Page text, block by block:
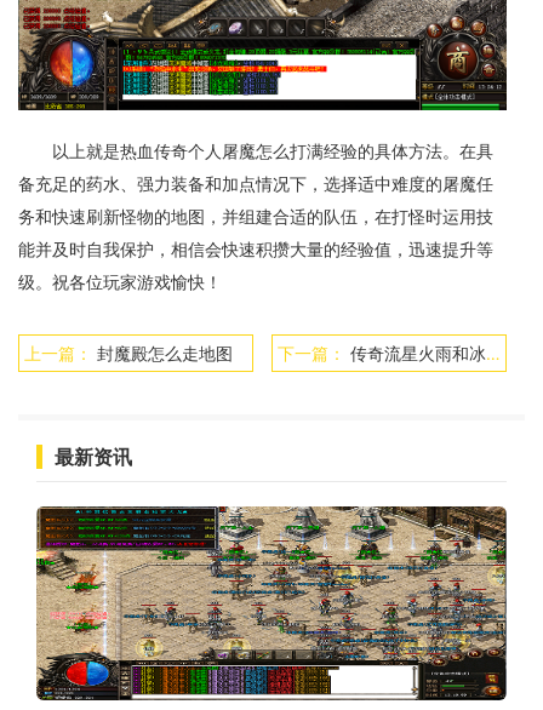
以上就是热血传奇个人屠魔怎么打满经验的具体方法。在具
备充足的药水、强力装备和加点情况下，选择适中难度的屠魔任
务和快速刷新怪物的地图，并组建合适的队伍，在打怪时运用技
能并及时自我保护，相信会快速积攒大量的经验值，迅速提升等
级。祝各位玩家游戏愉快！
上一篇： 封魔殿怎么走地图 下一篇： 传奇流星火雨和冰咆哮伤害
最新资讯